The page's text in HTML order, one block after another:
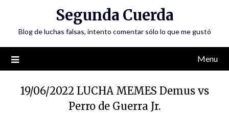
Segunda Cuerda
Blog de luchas falsas, intento comentar sólo lo que me gustó
Menu
19/06/2022 LUCHA MEMES Demus vs
Perro de Guerra Jr.